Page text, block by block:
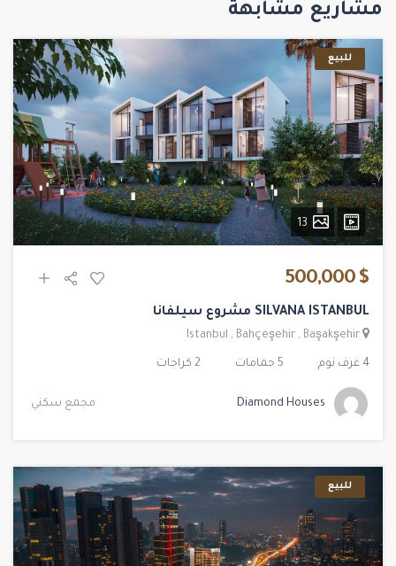
مشاريع مشابهة
للبيع
13
$ 500,000
SILVANA ISTANBUL مشروع سيلفانا
Istanbul , Bahçeşehir , Başakşehir
4 غرف نوم 5 حمامات 2 كراجات
Diamond Houses مجمع سكني
للبيع